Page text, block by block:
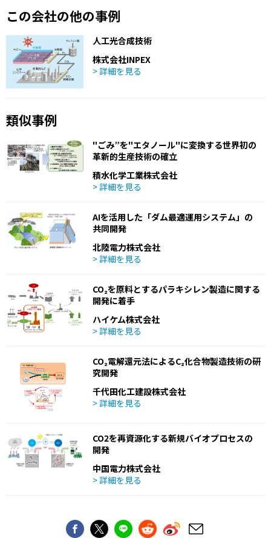
この会社の他の事例
人工光合成技術
株式会社INPEX
> 詳細を見る
類似事例
"ごみ”を"エタノール"に変換する世界初の
革新的生産技術の確立
積水化学工業株式会社
> 詳細を見る
AIを活用した「ダム最適運用システム」の
共同開発
北陸電力株式会社
> 詳細を見る
CO₂を原料とするパラキシレン製造に関する
開発に着手
ハイケム株式会社
> 詳細を見る
CO₂電解還元法によるC₂化合物製造技術の研
究開発
千代田化工建設株式会社
> 詳細を見る
CO2を再資源化する新規バイオプロセスの
開発
中国電力株式会社
> 詳細を見る